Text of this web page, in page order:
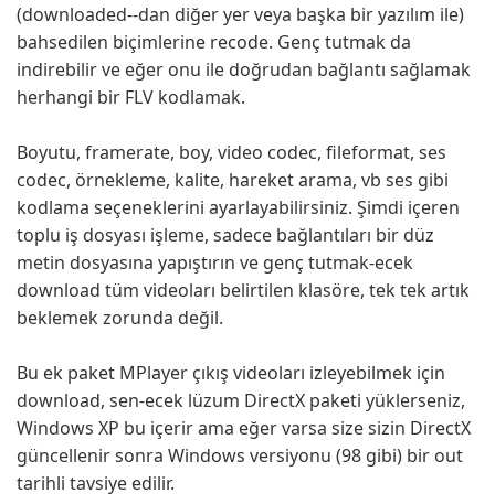
(downloaded--dan diğer yer veya başka bir yazılım ile)
bahsedilen biçimlerine recode. Genç tutmak da
indirebilir ve eğer onu ile doğrudan bağlantı sağlamak
herhangi bir FLV kodlamak.
Boyutu, framerate, boy, video codec, fileformat, ses
codec, örnekleme, kalite, hareket arama, vb ses gibi
kodlama seçeneklerini ayarlayabilirsiniz. Şimdi içeren
toplu iş dosyası işleme, sadece bağlantıları bir düz
metin dosyasına yapıştırın ve genç tutmak-ecek
download tüm videoları belirtilen klasöre, tek tek artık
beklemek zorunda değil.
Bu ek paket MPlayer çıkış videoları izleyebilmek için
download, sen-ecek lüzum DirectX paketi yüklerseniz,
Windows XP bu içerir ama eğer varsa size sizin DirectX
güncellenir sonra Windows versiyonu (98 gibi) bir out
tarihli tavsiye edilir.